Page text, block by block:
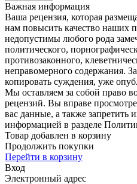
Важная информация
Ваша рецензия, которая
нам повысить качество наших
недопустимы любого рода
политического,
противозаконного,
неправомерного содержания.
копировать суждения, уже
Мы оставляем за собой право
рецензий. Вы вправе
вас данные, а также запретить
информацией в разделе
Товар добавлен в корзину
Продолжить покупки
Перейти в корзину
Вход
Электронный адрес